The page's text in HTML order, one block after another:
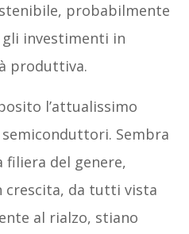
probabilmente
investimenti in
produttiva.
l’attualissimo
Sembra
filiera del genere,
da tutti vista
al rialzo, stiano